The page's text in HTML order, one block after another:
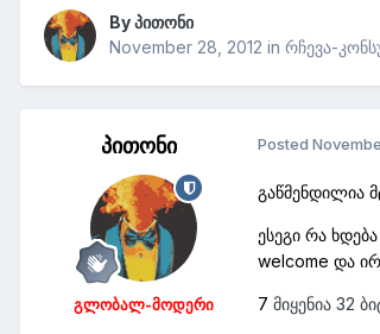
Byპითონი
November 28, 2012 in რჩევა-
პითონი
გლობალ-მოდერი
Posted
გაწმენდილია
ესეგი რა
welcome და
7 მიყენია 32